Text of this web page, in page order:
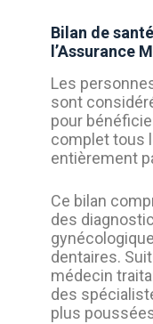
Bilan de
l’Assurance
Les
sont
pour
complet tous
entièrement
Ce bilan
des
dentaires.
médecin
des
plus